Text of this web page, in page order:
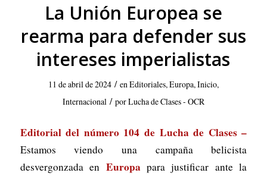
La Unión Europea se
rearma para defender sus
intereses imperialistas
11 de abril de 2024 / enEditoriales,Europa,Inicio,
Internacional / porLucha de Clases - OCR
Editorial del número 104 de Lucha de Clases –
Estamos viendo una campaña belicista
desvergonzada en Europa para justificar ante la